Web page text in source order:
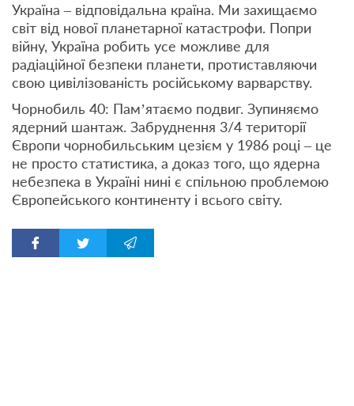
Україна – відповідальна країна. Ми захищаємо
світ від нової планетарної катастрофи. Попри
війну, Україна робить усе можливе для
радіаційної безпеки планети, протиставляючи
свою цивілізованість російському варварству.
Чорнобиль 40: Пам’ятаємо подвиг. Зупиняємо
ядерний шантаж. Забруднення 3/4 території
Європи чорнобильським цезієм у 1986 році – це
не просто статистика, а доказ того, що ядерна
небезпека в Україні нині є спільною проблемою
Європейського континенту і всього світу.